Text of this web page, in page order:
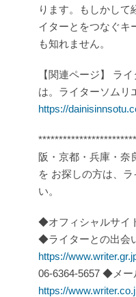
ります。もしかして
イターとをつなぐキ
も知れません。
【関連ページ】
ライ
は。ライターソムリ
https://
阪・京都・兵庫・奈
を お探しの方は、
い。
◆オフィシャルサイ
◆ライターとの出会
https://
06-6364-5657 ◆メー
https://